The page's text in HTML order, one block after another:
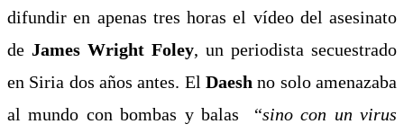
difundir en apenas tres horas el vídeo del asesinato
de James Wright Foley, un periodista secuestrado
en Siria dos años antes. El Daesh no solo amenazaba
al mundo con bombas y balas “sino con un virus